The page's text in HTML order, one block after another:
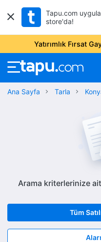
Tapu.com
store'da!
Yatırımlık Fırsat
Ana Sayfa Tarla
Arama kriterlerinize
Tüm